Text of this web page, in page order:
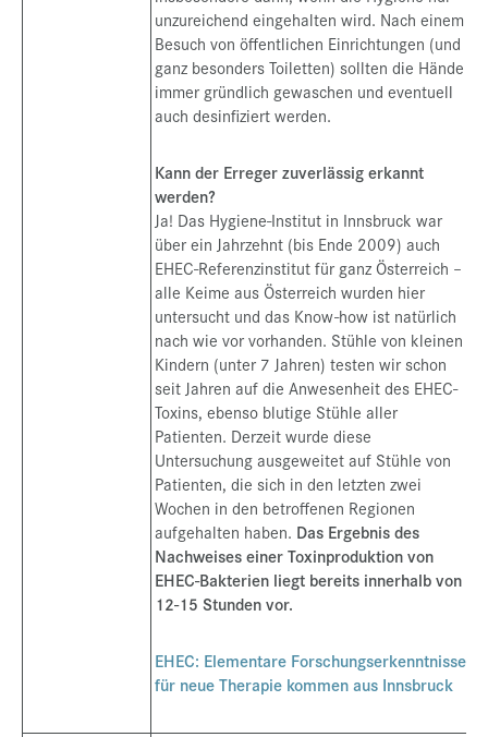
unzureichend eingehalten wird. Nach einem
Besuch von öffentlichen Einrichtungen (und
ganz besonders Toiletten) sollten die Hände
immer gründlich gewaschen und eventuell
auch desinfiziert werden.
Kann der Erreger zuverlässig erkannt
werden?
Ja! Das Hygiene-Institut in Innsbruck war
über ein Jahrzehnt (bis Ende 2009) auch
EHEC-Referenzinstitut für ganz Österreich –
alle Keime aus Österreich wurden hier
untersucht und das Know-how ist natürlich
nach wie vor vorhanden. Stühle von kleinen
Kindern (unter 7 Jahren) testen wir schon
seit Jahren auf die Anwesenheit des EHEC-
Toxins, ebenso blutige Stühle aller
Patienten. Derzeit wurde diese
Untersuchung ausgeweitet auf Stühle von
Patienten, die sich in den letzten zwei
Wochen in den betroffenen Regionen
aufgehalten haben. Das Ergebnis des
Nachweises einer Toxinproduktion von
EHEC-Bakterien liegt bereits innerhalb von
12-15 Stunden vor.
EHEC: Elementare Forschungserkenntnisse
für neue Therapie kommen aus Innsbruck